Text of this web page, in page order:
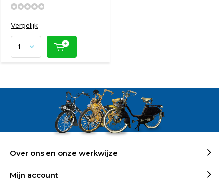
Vergelijk
Over ons en onze werkwijze
Mijn account